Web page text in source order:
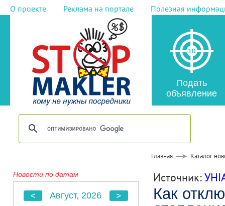
О проекте Реклама на портале Полезная
Подать
объявление
Главная Каталог
Новости по датам
Август, 2026
Источник:
Как